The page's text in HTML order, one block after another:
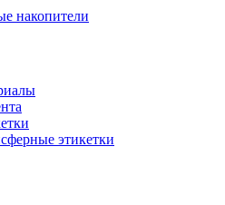
накопители
этикетки